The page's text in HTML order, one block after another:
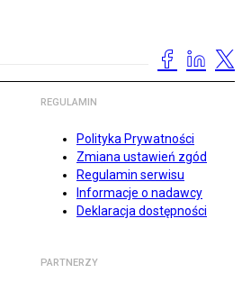
REGULAMIN
Polityka Prywatności
Zmiana ustawień zgód
Regulamin serwisu
Informacje o nadawcy
Deklaracja dostępności
PARTNERZY